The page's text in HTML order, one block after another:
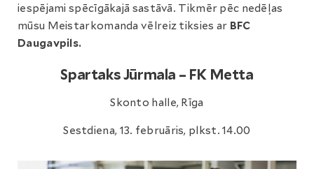
iespējami spēcīgākajā sastāvā. Tikmēr pēc nedēļas
mūsu Meistarkomanda vēlreiz tiksies ar BFC
Daugavpils.
Spartaks Jūrmala – FK Metta
Skonto halle, Rīga
Sestdiena, 13. februāris, plkst. 14.00